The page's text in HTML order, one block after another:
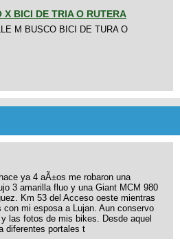
X BICI DE TRIA O RUTERA
M BUSCO BICI DE TURA O
ya 4 aÃ±os me robaron una
3 amarilla fluo y una Giant MCM 980
Km 53 del Acceso oeste mientras
con mi esposa a Lujan. Aun conservo
las fotos de mis bikes. Desde aquel
diferentes portales t